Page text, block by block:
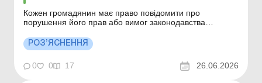
Кожен громадянин має право повідомити про
порушення його прав або вимог законодавства
проведення позапланової перевірки органами
контролю. Однак закон захищає бізнес від
недобросовісних або вигаданих звинувачень. Більше
за темою: Проверки субъе...
РОЗ’ЯСНЕННЯ
0 0 17 26.06.2026